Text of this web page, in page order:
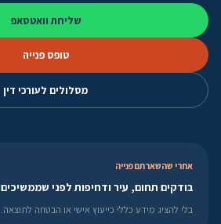
שליחת וואטסאפ
טופס פנייה
מסלולים לעורכי דין
אחרי שהשארתם פנייה
בודקים תחום, עיר ודחיפות לפני שממשיכים
בלי להציג מידע כללי כייעוץ אישי או הבטחה לתוצאה.